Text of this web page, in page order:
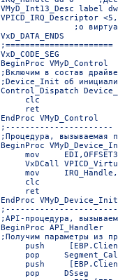
VMyD_Int13_Desc label
VPICD_IRQ_Descriptor
;о
VxD_DATA_ENDS
VxD_CODE_SEG
BeginProc VMyD_Control
;Включим в состав
;Device_Init об
Control_Dispatch
clc
ret
EndProc VMyD_Control
;Процедура, вызываемая
BeginProc
mov
VxDCall
mov
clc
ret
EndProc
;API-процедура,
BeginProc API_Handler
;Получим параметры из
push
pop
push
pop     DSseg